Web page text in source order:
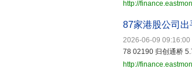
http://
87家港股公司出
2026-06-09 09:16:00
78 02190 归创通桥
http://